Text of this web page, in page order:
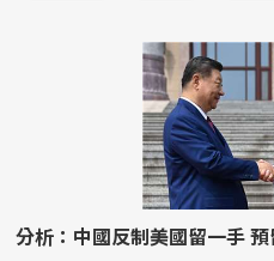
分析：中國反制美國留一手